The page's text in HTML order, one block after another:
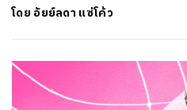
โดย อัยย์ลดา แซ่โค้ว